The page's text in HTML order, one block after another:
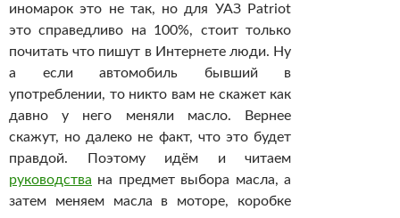
иномарок это не так, но для УАЗ Patriot
это справедливо на 100%, стоит только
почитать что пишут в Интернете люди. Ну
а если автомобиль бывший в
употреблении, то никто вам не скажет как
давно у него меняли масло. Вернее
скажут, но далеко не факт, что это будет
правдой. Поэтому идём и читаем
руководства на предмет выбора масла, а
затем меняем масла в моторе, коробке